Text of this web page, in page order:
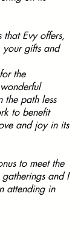
Evy offers,
gifts and
the
the path less
to benefit
and joy in its
to meet the
and I
attending in